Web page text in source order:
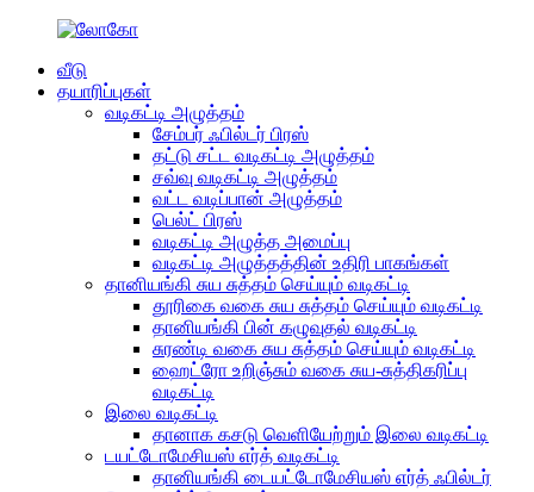
வீடு
தயாரிப்புகள்
வடிகட்டி அழுத்தம்
சேம்பர் ஃபில்டர் பிரஸ்
தட்டு சட்ட வடிகட்டி அழுத்தம்
சவ்வு வடிகட்டி அழுத்தம்
வட்ட வடிப்பான் அழுத்தம்
பெல்ட் பிரஸ்
வடிகட்டி அழுத்த அமைப்பு
வடிகட்டி அழுத்தத்தின் உதிரி பாகங்கள்
தானியங்கி சுய சுத்தம் செய்யும் வடிகட்டி
தூரிகை வகை சுய சுத்தம் செய்யும் வடிகட்டி
தானியங்கி பின் கழுவுதல் வடிகட்டி
சுரண்டி வகை சுய சுத்தம் செய்யும் வடிகட்டி
ஹைட்ரோ உறிஞ்சும் வகை சுய-சுத்திகரிப்பு
வடிகட்டி
இலை வடிகட்டி
தானாக கசடு வெளியேற்றும் இலை வடிகட்டி
டயட்டோமேசியஸ் எர்த் வடிகட்டி
தானியங்கி டையட்டோமேசியஸ் எர்த் ஃபில்டர்